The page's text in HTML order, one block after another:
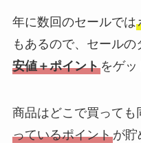
年に数回のセールでは
もあるので、セール
安値＋ポイントをゲッ
商品はどこで買っても
っているポイントが貯